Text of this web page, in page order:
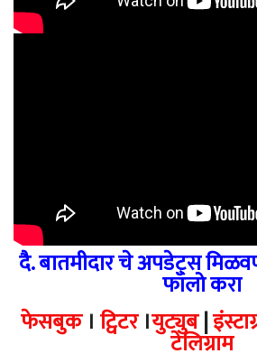
दै. बातमीदार चे अपडेट्स
फॉलो करा
फेसबुक। ट्विटर।युट्युब|
टेलिग्राम